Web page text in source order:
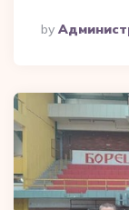
Posted
By
By